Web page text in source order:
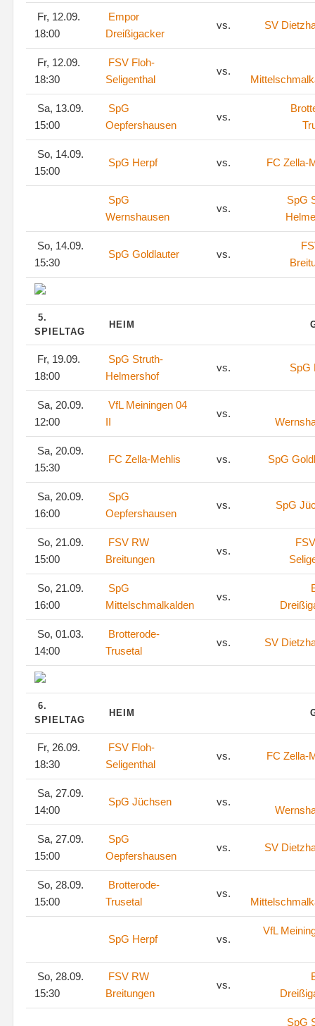
Fr, 12.09.
18:00
Empor
Dreißigacker
vs. SV
Fr, 12.09.
18:30
FSV Floh-
Seligenthal
vs.
Sa, 13.09.
15:00
SpG
Oepfershausen
vs.
So, 14.09.
15:00
SpG Herpf vs. FC Zella-
SpG
Wernshausen
vs.
SpG
So, 14.09.
15:30
SpG Goldlauter vs.
5.
SPIELTAG
HEIM
Fr, 19.09.
18:00
SpG Struth-
Helmershof
vs. SpG
Sa, 20.09.
12:00
VfL Meiningen 04
II
vs.
Sa, 20.09.
15:30
FC Zella-Mehlis vs. SpG
Sa, 20.09.
16:00
SpG
Oepfershausen
vs. SpG
So, 21.09.
15:00
FSV RW
Breitungen
vs.
So, 21.09.
16:00
SpG
Mittelschmalkalden
vs.
So, 01.03.
14:00
Brotterode-
Trusetal
vs. SV
6.
SPIELTAG
HEIM
Fr, 26.09.
18:30
FSV Floh-
Seligenthal
vs. FC Zella-
Sa, 27.09.
14:00
SpG Jüchsen vs.
Sa, 27.09.
15:00
SpG
Oepfershausen
vs. SV
So, 28.09.
15:00
Brotterode-
Trusetal
vs.
SpG Herpf vs.
VfL
So, 28.09.
15:30
FSV RW
Breitungen
vs.
SpG